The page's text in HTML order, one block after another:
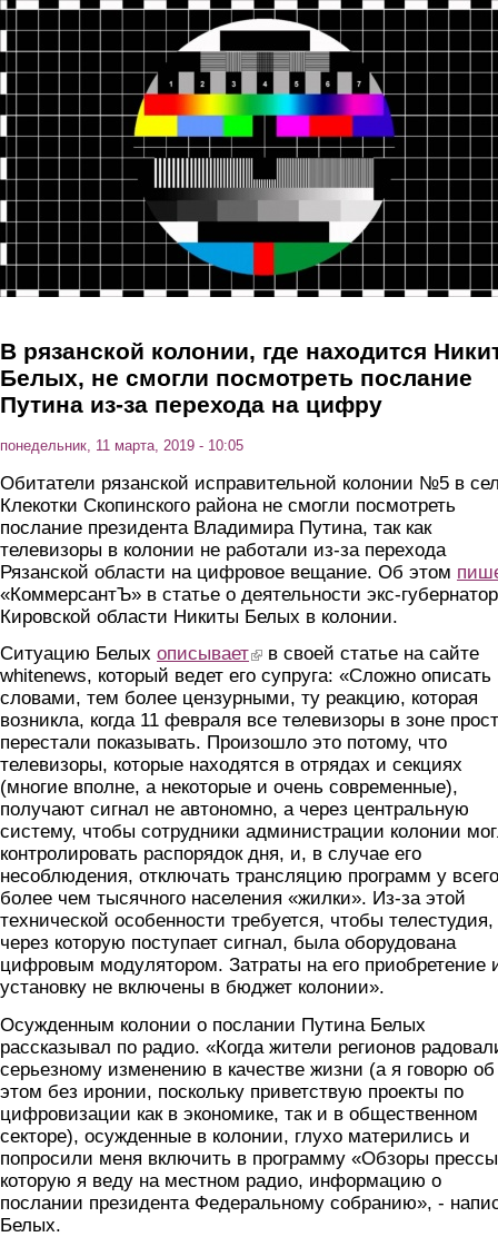
Перейти к основному содержанию
В рязанской колонии, где находится
Белых, не смогли посмотреть послание
Путина из-за перехода на цифру
понедельник, 11 марта, 2019 - 10:05
Обитатели рязанской исправительной колонии №5 в
Клекотки Скопинского района не смогли посмотреть
послание президента Владимира Путина, так как
телевизоры в колонии не работали из-за перехода
Рязанской области на цифровое вещание. Об этом
«КоммерсантЪ» в статье о деятельности экс-
Кировской области Никиты Белых в колонии.
Ситуацию Белых описывает(link is external)
в своей статье на сайте
whitenews, который ведет его супруга: «Сложно описать
словами, тем более цензурными, ту реакцию, которая
возникла, когда 11 февраля все телевизоры в зоне
перестали показывать. Произошло это потому, что
телевизоры, которые находятся в отрядах и секциях
(многие вполне, а некоторые и очень современные),
получают сигнал не автономно, а через центральную
систему, чтобы сотрудники администрации колонии
контролировать распорядок дня, и, в случае его
несоблюдения, отключать трансляцию программ у всего
более чем тысячного населения «жилки». Из-за этой
технической особенности требуется, чтобы телестудия,
через которую поступает сигнал, была оборудована
цифровым модулятором. Затраты на его приобретение
установку не включены в бюджет колонии».
Осужденным колонии о послании Путина Белых
рассказывал по радио. «Когда жители регионов
серьезному изменению в качестве жизни (а я говорю об
этом без иронии, поскольку приветствую проекты по
цифровизации как в экономике, так и в общественном
секторе), осужденные в колонии, глухо матерились и
попросили меня включить в программу «Обзоры
которую я веду на местном радио, информацию о
послании президента Федеральному собранию», -
Белых.